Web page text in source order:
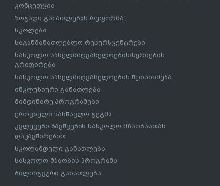
კონცეფცია
ზოგადი განათლების რეფორმა
სკოლები
საგანმანათლებლო რესურსცენტრები
სასკოლო სახელმძღვანელოების/სერიების
გრიფირება
სასკოლო სახელმძღვანელოების შეთანხმება
ინკლუზიური განათლება
მიმდინარე პროგრამები
ეროვნული სასწავლო გეგმა
კვლევები ბავშვების სასკოლო მზაობასთან
დაკავშირებით
სკოლამდელი განათლება
სასკოლო მზაობის პროგრამა
ბილინგვური განათლება